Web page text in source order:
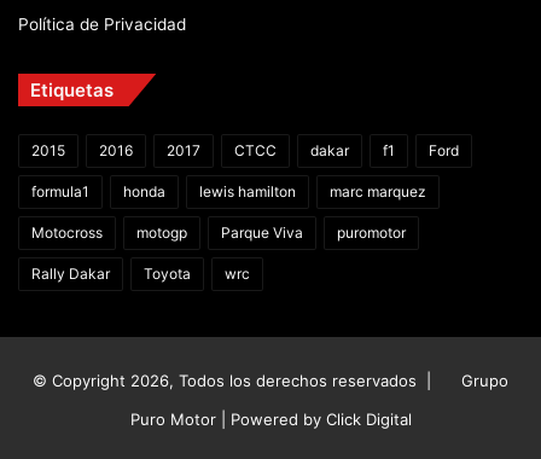
Política de Privacidad
Etiquetas
2015 2016 2017 CTCC dakar f1 Ford
formula1 honda lewis hamilton marc marquez
Motocross motogp Parque Viva puromotor
Rally Dakar Toyota wrc
© Copyright 2026, Todos los derechos reservados |
Grupo
Puro Motor | Powered by Click Digital